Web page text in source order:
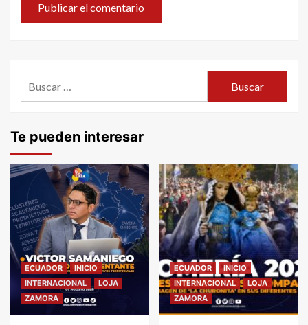
Te pueden interesar
ECUADOR
INICIO
INTERNACIONAL
LOJA
ZAMORA
ECUADOR
INICIO
INTERNACIONAL
LOJA
ZAMORA